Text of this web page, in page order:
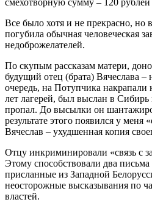
Все было хотя и не прекрасно,
погубила обычная человеческая
недоброжелателей.
По скупым рассказам матери,
будущий отец (брата) Вячеслава
очередь, на Потупчика накрапали
лет лагерей, был выслан в Сибирь
пропал. До высылки он
результате этого появился у меня
Вячеслав – ухудшенная копия
Отцу инкриминировали «связь с
Этому способствовали два письма
присланные из Западной
неосторожные высказывания по
властей.